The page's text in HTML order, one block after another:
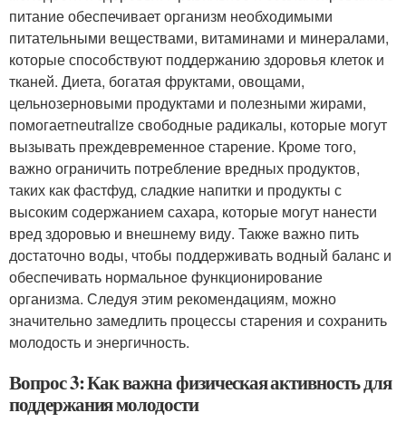
питание обеспечивает организм необходимыми
питательными веществами, витаминами и минералами,
которые способствуют поддержанию здоровья клеток и
тканей. Диета, богатая фруктами, овощами,
цельнозерновыми продуктами и полезными жирами,
помогаетneutralize свободные радикалы, которые могут
вызывать преждевременное старение. Кроме того,
важно ограничить потребление вредных продуктов,
таких как фастфуд, сладкие напитки и продукты с
высоким содержанием сахара, которые могут нанести
вред здоровью и внешнему виду. Также важно пить
достаточно воды, чтобы поддерживать водный баланс и
обеспечивать нормальное функционирование
организма. Следуя этим рекомендациям, можно
значительно замедлить процессы старения и сохранить
молодость и энергичность.
Вопрос 3: Как важна физическая активность для
поддержания молодости